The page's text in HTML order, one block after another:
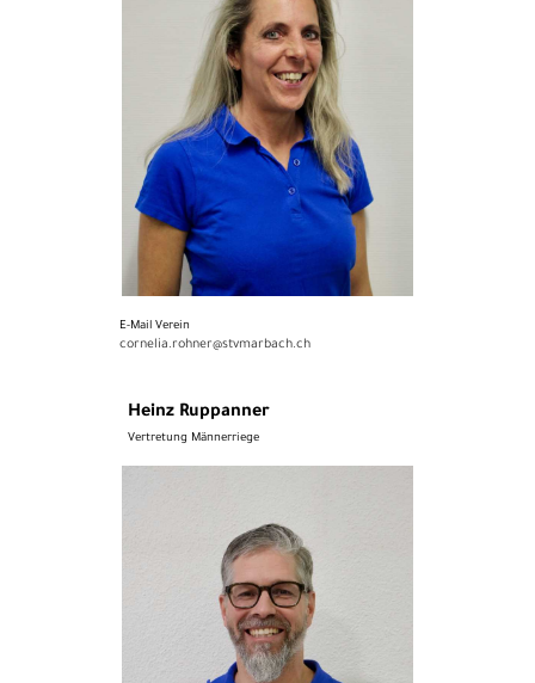
E-Mail Verein
cornelia.rohner@stvmarbach.ch
Heinz Ruppanner
Vertretung Männerriege